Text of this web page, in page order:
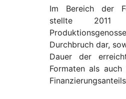
Im Bereich der
stellte
Durchbruch dar,
Dauer der
Formaten als